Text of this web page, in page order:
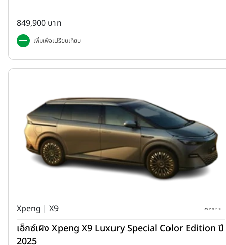
849,900 บาท
เพิ่มเพื่อเปรียบเทียบ
Xpeng | X9
เอ็กซ์เผิง Xpeng X9 Luxury Special Color Edition ปี
2025